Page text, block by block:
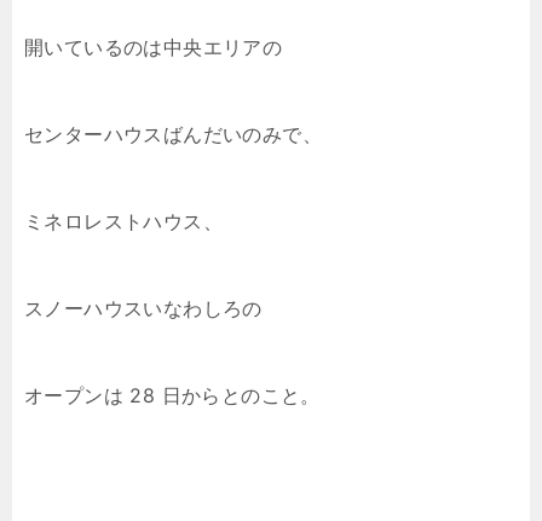
開いているのは中央エリアの
センターハウスばんだいのみで、
ミネロレストハウス、
スノーハウスいなわしろの
オープンは 28 日からとのこと。